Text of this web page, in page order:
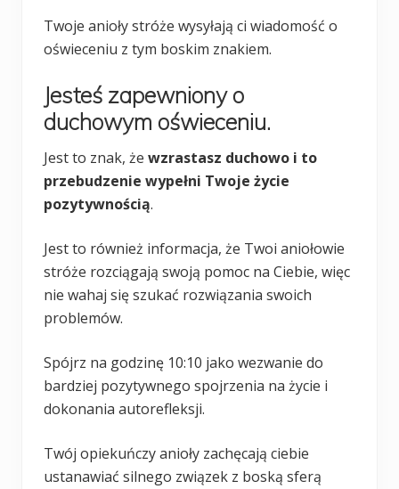
Twoje anioły stróże wysyłają ci wiadomość o
oświeceniu z tym boskim znakiem.
Jesteś zapewniony o
duchowym oświeceniu.
Jest to znak, że wzrastasz duchowo i to
przebudzenie wypełni Twoje życie
pozytywnością.
Jest to również informacja, że Twoi aniołowie
stróże rozciągają swoją pomoc na Ciebie, więc
nie wahaj się szukać rozwiązania swoich
problemów.
Spójrz na godzinę 10:10 jako wezwanie do
bardziej pozytywnego spojrzenia na życie i
dokonania autorefleksji.
Twój opiekuńczy anioły zachęcają ciebie
ustanawiać silnego związek z boską sferą